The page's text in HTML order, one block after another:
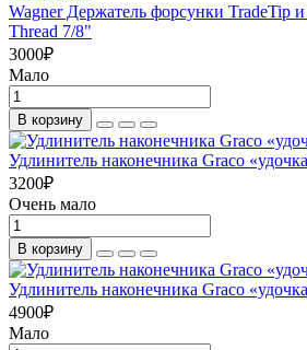
Wagner Держатель форсунки TradeTip
Thread 7/8"
3000₽
Мало
В корзину
Удлинитель наконечника Graco
3200₽
Очень мало
В корзину
Удлинитель наконечника Graco
4900₽
Мало